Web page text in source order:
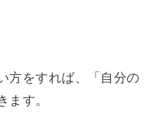
方をすれば、「自分の
ます。